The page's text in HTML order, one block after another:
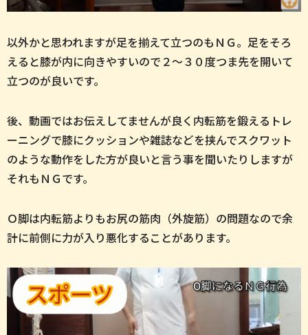
以外かと思われますが足を揃えて立つのもＮＧ。足をそろ
えると膝が内に向きやすいので２～３０度つま先を開いて
立つのが良いです。
後、動画ではお伝えしてませんが良く内転筋を鍛えるトレ
ーニングで膝にクッションや雑誌などを挟んでスクワット
のような動作をした方が良いと言う事を聞いたりしますが
それもＮＧです。
Ｏ脚は内転筋よりもお尻の筋肉（外旋筋）の問題なので余
計に前側に力が入り悪化することがあります。